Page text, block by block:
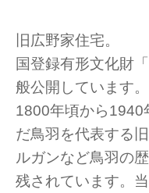
旧広野家住宅。
国登録有形文化財
般公開しています
1800年頃から1940
だ鳥羽を代表する
ルガンなど鳥羽の
残されています。